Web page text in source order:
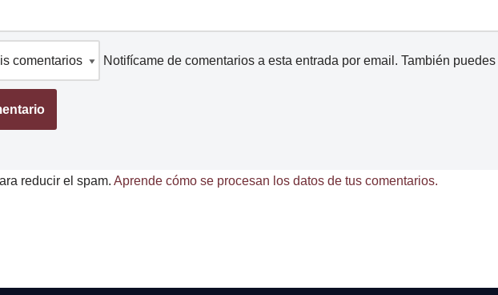
Notifícame de comentarios a esta entrada por email. También puedes
reducir el spam. Aprende cómo se procesan los datos de tus comentarios.